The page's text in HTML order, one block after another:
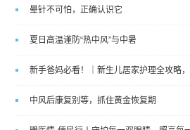
晕针不可怕，正确认识它
夏日高温谨防“热中风”与中暑
中风后康复别等，抓住黄金恢复期